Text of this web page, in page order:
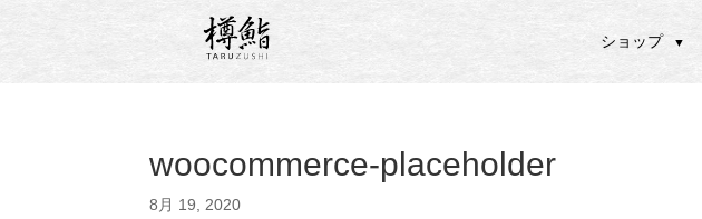
ショップ ▼
woocommerce-placeholder
8月 19, 2020